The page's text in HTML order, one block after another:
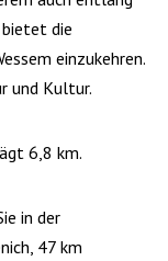
bietet die
einzukehren.
und Kultur.
6,8 km.
in der
47 km